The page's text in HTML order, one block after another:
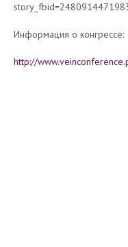
Информация о конгрессе:
http://